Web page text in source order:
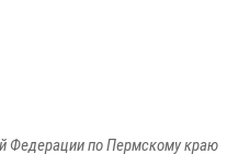
Федерации по Пермскому краю